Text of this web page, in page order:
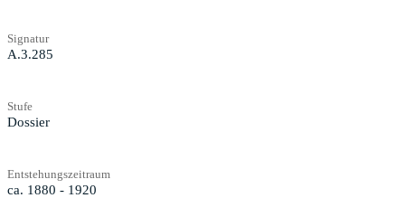
Signatur
A.3.285
Stufe
Dossier
Entstehungszeitraum
ca. 1880 - 1920